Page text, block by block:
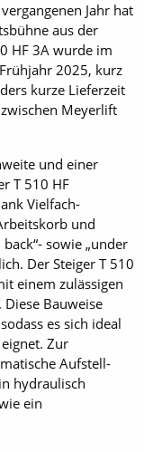
Jahr hat
aus der
HF 3A wurde im
2025, kurz
kurze Lieferzeit
Meyerlift
und einer
T 510 HF
Vielfach-
und
sowie „under
Der Steiger T 510
einem zulässigen
Bauweise
es sich ideal
Zur
Aufstell-
hydraulisch
ein